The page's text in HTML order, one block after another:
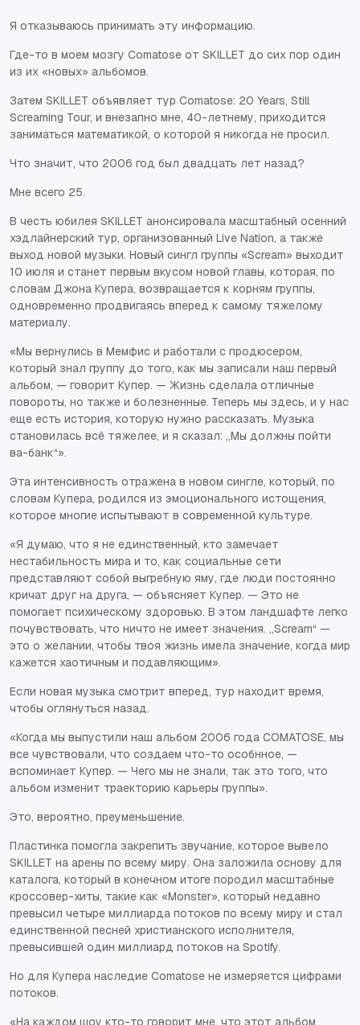
Я отказываюсь принимать эту информацию.
Где-то в моем мозгу Comatose от SKILLET до сих пор один
из их «новых» альбомов.
Затем SKILLET объявляет тур Comatose: 20 Years, Still
Screaming Tour, и внезапно мне, 40-летнему, приходится
заниматься математикой, о которой я никогда не просил.
Что значит, что 2006 год был двадцать лет назад?
Мне всего 25.
В честь юбилея SKILLET анонсировала масштабный осенний
хэдлайнерский тур, организованный Live Nation, а также
выход новой музыки. Новый сингл группы «Scream» выходит
10 июля и станет первым вкусом новой главы, которая, по
словам Джона Купера, возвращается к корням группы,
одновременно продвигаясь вперед к самому тяжелому
материалу.
«Мы вернулись в Мемфис и работали с продюсером,
который знал группу до того, как мы записали наш первый
альбом, — говорит Купер. — Жизнь сделала отличные
повороты, но также и болезненные. Теперь мы здесь, и у нас
еще есть история, которую нужно рассказать. Музыка
становилась всё тяжелее, и я сказал: „Мы должны пойти
ва-банк“».
Эта интенсивность отражена в новом сингле, который, по
словам Купера, родился из эмоционального истощения,
которое многие испытывают в современной культуре.
«Я думаю, что я не единственный, кто замечает
нестабильность мира и то, как социальные сети
представляют собой выгребную яму, где люди постоянно
кричат друг на друга, — объясняет Купер. — Это не
помогает психическому здоровью. В этом ландшафте легко
почувствовать, что ничто не имеет значения. „Scream“ —
это о желании, чтобы твоя жизнь имела значение, когда мир
кажется хаотичным и подавляющим».
Если новая музыка смотрит вперед, тур находит время,
чтобы оглянуться назад.
«Когда мы выпустили наш альбом 2006 года COMATOSE, мы
все чувствовали, что создаем что-то особнное, —
вспоминает Купер. — Чего мы не знали, так это того, что
альбом изменит траекторию карьеры группы».
Это, вероятно, преуменьшение.
Пластинка помогла закрепить звучание, которое вывело
SKILLET на арены по всему миру. Она заложила основу для
каталога, который в конечном итоге породил масштабные
кроссовер-хиты, такие как «Monster», который недавно
превысил четыре миллиарда потоков по всему миру и стал
единственной песней христианского исполнителя,
превысившей один миллиард потоков на Spotify.
Но для Купера наследие Comatose не измеряется цифрами
потоков.
«На каждом шоу кто-то говорит мне, что этот альбом